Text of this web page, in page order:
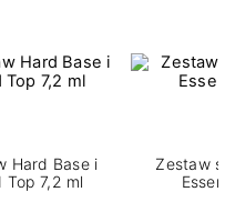
Hard Base i
Top 7,2 ml
Zestaw